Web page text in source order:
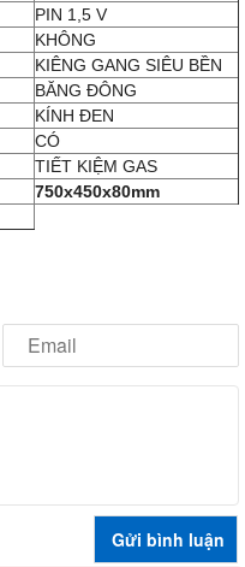
PIN 1,5 V
KHÔNG
KIÊNG GANG SIÊU BỀN
BĂNG ĐÔNG
KÍNH ĐEN
CÓ
TIẾT KIỆM GAS
750x450x80mm